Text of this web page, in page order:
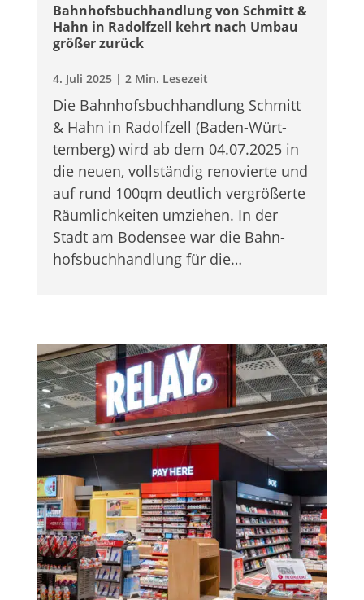
Bahn­hofs­buch­hand­lung von Schmitt &
Hahn in Radolf­zell kehrt nach Umbau
grö­ßer zurück
4. Juli 2025| 2 Min. Lesezeit
Die Bahn­hofs­buch­hand­lung Schmitt
& Hahn in Radolf­zell (Baden-Würt­
tem­berg) wird ab dem 04.07.2025 in
die neuen, voll­stän­dig reno­vierte und
auf rund 100qm deut­lich ver­grö­ßerte
Räum­lich­kei­ten umzie­hen. In der
Stadt am Boden­see war die Bahn­
hofs­buch­hand­lung für die…